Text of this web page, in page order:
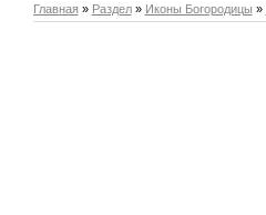
Главная » Раздел» Иконы Богородицы »